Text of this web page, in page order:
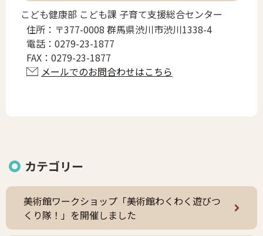
こども健康部 こども課 子育て支援総合センター
住所： 〒377-0008 群馬県渋川市渋川1338-4
電話： 0279-23-1877
FAX： 0279-23-1877
メールでのお問合わせはこちら
カテゴリー
美術館ワークショップ「美術館わくわく遊びつ
くり隊！」を開催しました